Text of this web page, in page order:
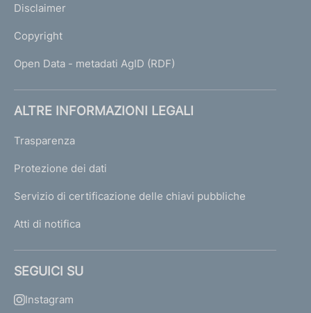
Disclaimer
Copyright
Open Data - metadati AgID (RDF)
ALTRE INFORMAZIONI LEGALI
Trasparenza
Protezione dei dati
Servizio di certificazione delle chiavi pubbliche
Atti di notifica
SEGUICI SU
Instagram